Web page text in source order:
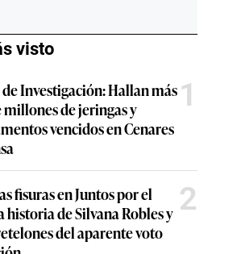
visto
Investigación: Hallan más
millones de jeringas y
vencidos en Cenares
1
fisuras en Juntos por el
historia de Silvana Robles y
del aparente voto
2